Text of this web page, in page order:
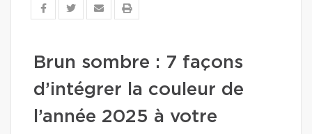
Brun sombre : 7 façons
d’intégrer la couleur de
l’année 2025 à votre